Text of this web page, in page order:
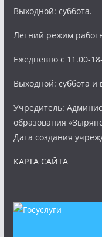
Выходной: суббота.
Летний режим
Ежедневно с 11.00-
Выходной: суббота и
Учредитель:
образования
Дата создания
КАРТА САЙТА